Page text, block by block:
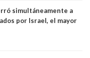
simultáneamente a
por Israel, el mayor
y nueve ancianos